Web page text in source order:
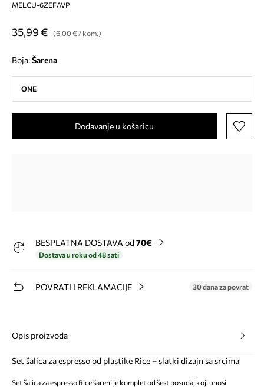
MELCU-6ZEFAVP
35,99 € (6,00 € / kom.)
Boja: šarena
ONE
Dodavanje u košaricu
BESPLATNA DOSTAVA od 70€
Dostava u roku od 48 sati
POVRATI I REKLAMACIJE 30 dana za povrat
Opis proizvoda
Set šalica za espresso od plastike Rice – slatki dizajn sa srcima
Set šalica za espresso Rice šareni je komplet od šest posuda, koji unosi